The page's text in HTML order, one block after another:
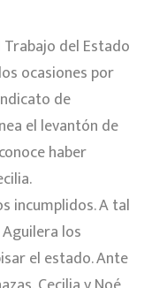
del Estado
ocasiones por
de
el levantón de
haber
incumplidos. A tal
los
el estado. Ante